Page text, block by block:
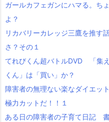
ガールカフェガンにハマる。ち
よ？
リカバリーカレッジ三鷹を推す
さ？その１
てれびくん超バトルDVD 「集
くん」は「買い」か？
障害者の無理ない楽なダイエッ
極力カットだ！！１
ある日の障害者の子育て日記